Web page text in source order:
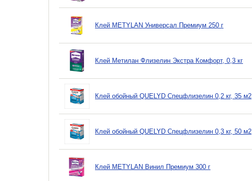
Клей METYLAN Универсал Премиум 250 г
Клей Метилан Флизелин Экстра Комфорт, 0,3 кг
Клей обойный QUELYD Спецфлизелин 0,2 кг, 35 м2
Клей обойный QUELYD Спецфлизелин 0,3 кг, 50 м2
Клей METYLAN Винил Премиум 300 г